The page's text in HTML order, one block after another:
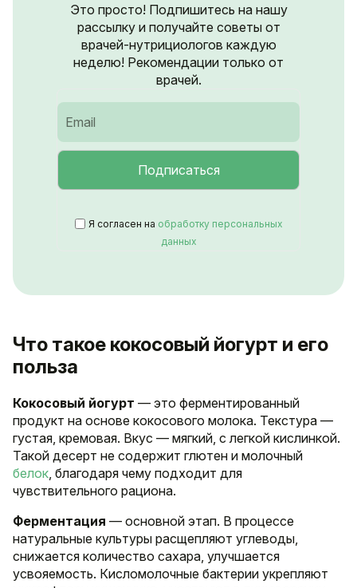
Это просто! Подпишитесь на нашу
рассылку и получайте советы от
врачей-нутрициологов каждую
неделю! Рекомендации только от
врачей.
Я согласен на обработку персональных
данных
Что такое кокосовый йогурт и его
польза
Кокосовый йогурт — это ферментированный
продукт на основе кокосового молока. Текстура —
густая, кремовая. Вкус — мягкий, с легкой кислинкой.
Такой десерт не содержит глютен и молочный
белок, благодаря чему подходит для
чувствительного рациона.
Ферментация — основной этап. В процессе
натуральные культуры расщепляют углеводы,
снижается количество сахара, улучшается
усвояемость. Кисломолочные бактерии укрепляют